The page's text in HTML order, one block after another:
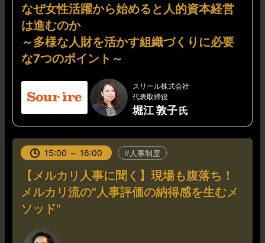
なぜ女性活躍から始めると人的資本経営
は進むのか
～多様な人財を活かす組織づくりに必要
な7つのポイント～
スリール株式会社
代表取締役
堀江 敦子
15:00 ～ 16:00 人事制度
【メルカリ人事に聞く】現場も腹落ち！
メルカリ流の"人事評価の納得感を生むメ
ソッド"